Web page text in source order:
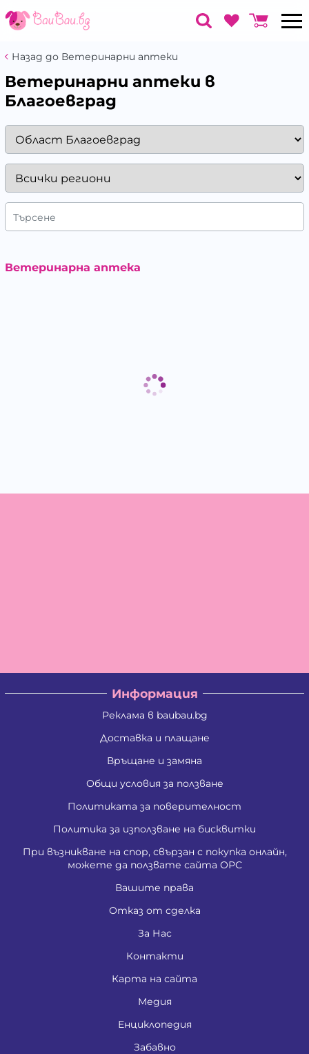
Назад до Ветеринарни аптеки
Ветеринарни аптеки в
Благоевград
Търсене
Ветеринарна аптека
Информация
Реклама в baubau.bg
Доставка и плащане
Връщане и замяна
Общи условия за ползване
Политиката за поверителност
Политика за използване на бисквитки
При възникване на спор, свързан с покупка онлайн,
можете да ползвате сайта ОРС
Вашите права
Отказ от сделка
За Нас
Контакти
Карта на сайта
Медия
Енциклопедия
Забавно